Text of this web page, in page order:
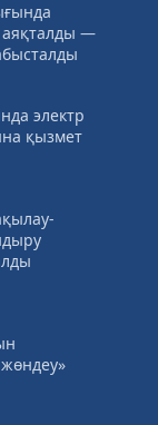
аяқталды —
электр
қызмет